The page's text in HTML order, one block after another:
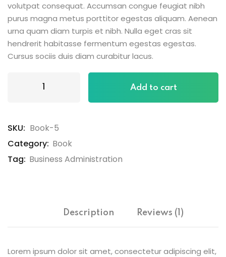
volutpat consequat. Accumsan congue feugiat nibh
purus magna metus porttitor egestas aliquam. Aenean
urna quam diam turpis et nibh. Nulla eget cras sit
hendrerit habitasse fermentum egestas egestas.
Cursus sociis duis diam curabitur lacus.
Add to cart
SKU: Book-5
Category: Book
Tag: Business Administration
Description Reviews (1)
Lorem ipsum dolor sit amet, consectetur adipiscing elit,